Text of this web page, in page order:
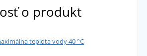
o produkt
teplota vody 40 °C